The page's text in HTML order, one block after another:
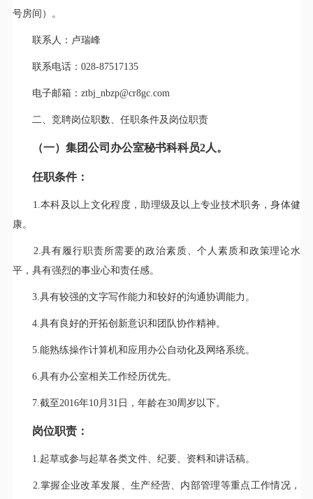
号房间）。
联系人：卢瑞峰
联系电话：028-87517135
电子邮箱：ztbj_nbzp@cr8gc.com
二、竞聘岗位职数、任职条件及岗位职责
（一）集团公司办公室秘书科科员2人。
任职条件：
1.本科及以上文化程度，助理级及以上专业技术职务，身体健
康。
2.具有履行职责所需要的政治素质、个人素质和政策理论水
平，具有强烈的事业心和责任感。
3.具有较强的文字写作能力和较好的沟通协调能力。
4.具有良好的开拓创新意识和团队协作精神。
5.能熟练操作计算机和应用办公自动化及网络系统。
6.具有办公室相关工作经历优先。
7.截至2016年10月31日，年龄在30周岁以下。
岗位职责：
1.起草或参与起草各类文件、纪要、资料和讲话稿。
2.掌握企业改革发展、生产经营、内部管理等重点工作情况，